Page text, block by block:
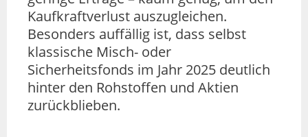
Kaufkraftverlust auszugleichen.
Besonders auffällig ist, dass selbst
klassische Misch- oder
Sicherheitsfonds im Jahr 2025 deutlich
hinter den Rohstoffen und Aktien
zurückblieben.